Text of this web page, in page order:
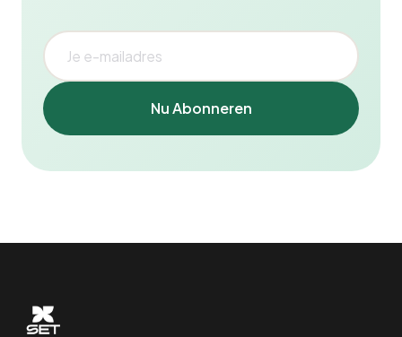
Nu Abonneren